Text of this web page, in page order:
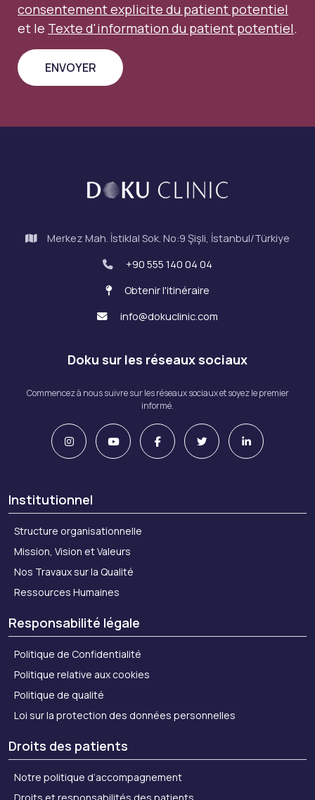
consentement explicite du patient potentiel
et le Texte d'information du patient potentiel.
Merkez Mah. İstiklal Sok. No:9 Şişli, İstanbul/Türkiye
+90 555 140 04 04
Obtenir l'itinéraire
info@dokuclinic.com
Doku sur les réseaux sociaux
Commencez à nous suivre sur les réseaux sociaux et soyez le premier
informé.
Institutionnel
Structure organisationnelle
Mission, Vision et Valeurs
Nos Travaux sur la Qualité
Ressources Humaines
Responsabilité légale
Politique de Confidentialité
Politique relative aux cookies
Politique de qualité
Loi sur la protection des données personnelles
Droits des patients
Notre politique d’accompagnement